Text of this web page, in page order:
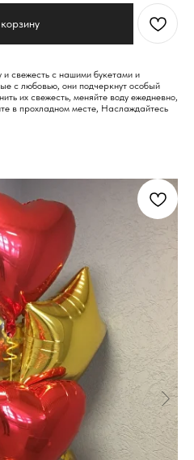
свежесть с нашими букетами и
с любовью, они подчеркнут особый
их свежесть, меняйте воду ежедневно,
в прохладном месте, Наслаждайтесь